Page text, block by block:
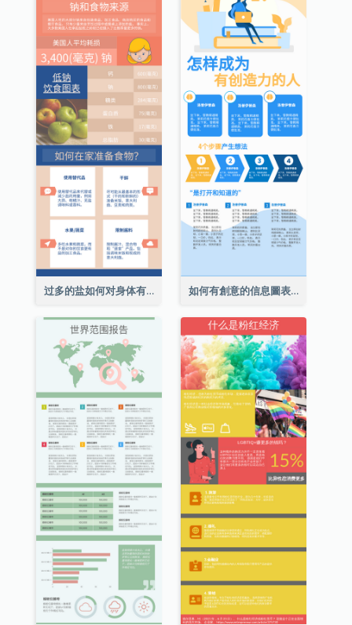
过多的盐如何对身体有害信息图表 如何有創意的信息圖表